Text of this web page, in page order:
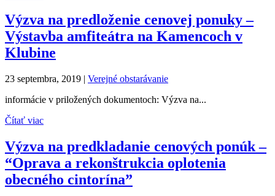
Výzva na predloženie cenovej ponuky –
Výstavba amfiteátra na Kamencoch v
Klubine
23 septembra, 2019 | Verejné obstarávanie
informácie v priložených dokumentoch: Výzva na...
Čítať viac
Výzva na predkladanie cenových ponúk –
“Oprava a rekonštrukcia oplotenia
obecného cintorína”